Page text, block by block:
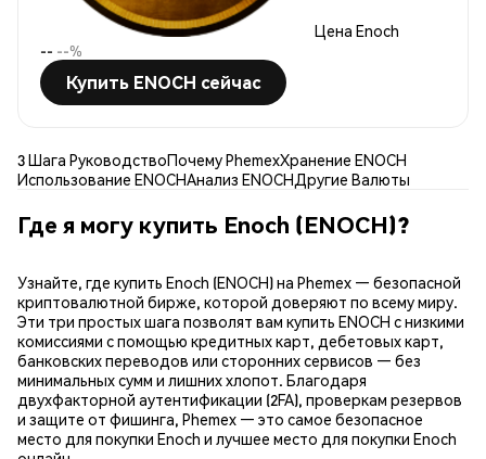
Цена Enoch
-- --%
Купить ENOCH сейчас
3 Шага РуководствоПочему PhemexХранение ENOCH
Использование ENOCHАнализ ENOCHДругие Валюты
Где я могу купить Enoch (ENOCH)?
Узнайте, где купить Enoch (ENOCH) на Phemex — безопасной
криптовалютной бирже, которой доверяют по всему миру.
Эти три простых шага позволят вам купить ENOCH с низкими
комиссиями с помощью кредитных карт, дебетовых карт,
банковских переводов или сторонних сервисов — без
минимальных сумм и лишних хлопот. Благодаря
двухфакторной аутентификации (2FA), проверкам резервов
и защите от фишинга, Phemex — это самое безопасное
место для покупки Enoch и лучшее место для покупки Enoch